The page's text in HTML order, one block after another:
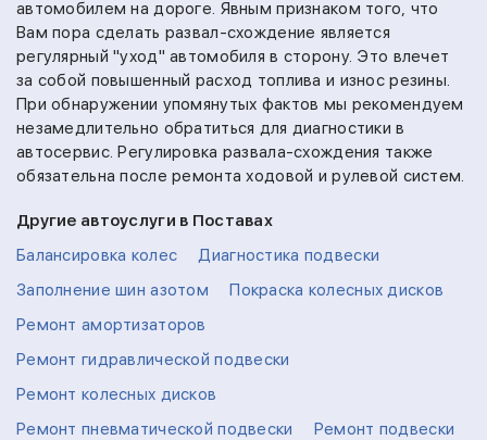
автомобилем на дороге. Явным признаком того, что
Вам пора сделать развал-схождение является
регулярный "уход" автомобиля в сторону. Это влечет
за собой повышенный расход топлива и износ резины.
При обнаружении упомянутых фактов мы рекомендуем
незамедлительно обратиться для диагностики в
автосервис. Регулировка развала-схождения также
обязательна после ремонта ходовой и рулевой систем.
Другие автоуслуги в Поставах
Балансировка колес
Диагностика подвески
Заполнение шин азотом
Покраска колесных дисков
Ремонт амортизаторов
Ремонт гидравлической подвески
Ремонт колесных дисков
Ремонт пневматической подвески
Ремонт подвески